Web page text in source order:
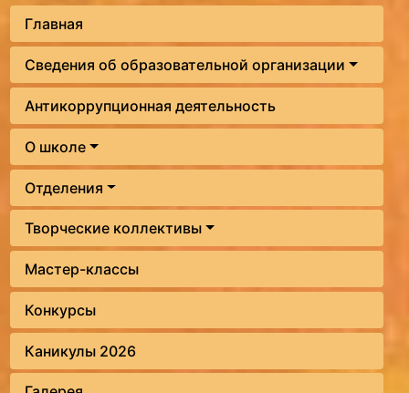
Главная
Сведения об образовательной организации
Антикоррупционная деятельность
О школе
Отделения
Творческие коллективы
Мастер-классы
Конкурсы
Каникулы 2026